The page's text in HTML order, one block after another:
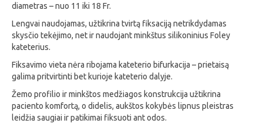
diametras – nuo 11 iki 18 Fr.
Lengvai naudojamas, užtikrina tvirtą fiksaciją netrikdydamas
skysčio tekėjimo, net ir naudojant minkštus silikoninius Foley
kateterius.
Fiksavimo vieta nėra ribojama kateterio bifurkacija – prietaisą
galima pritvirtinti bet kurioje kateterio dalyje.
Žemo profilio ir minkštos medžiagos konstrukcija užtikrina
paciento komfortą, o didelis, aukštos kokybės lipnus pleistras
leidžia saugiai ir patikimai fiksuoti ant odos.